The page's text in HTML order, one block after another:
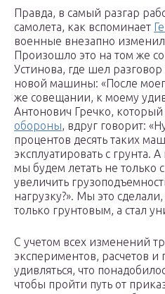
Правда, в самый разгар
самолета, как вспоминает
военные внезапно
Произошло это на том же
Устинова, где шел
новой машины: «После
же совещании, к моему
Антонович Гречко, который
обороны, вдруг говорит:
процентов десять таких
эксплуатировать с грунта. А
мы будем летать не только
увеличить
нагрузку?». Мы это
только грунтовым, а стал
С учетом всех изменений
экспериментов, расчетов и
удивляться, что
чтобы пройти путь от